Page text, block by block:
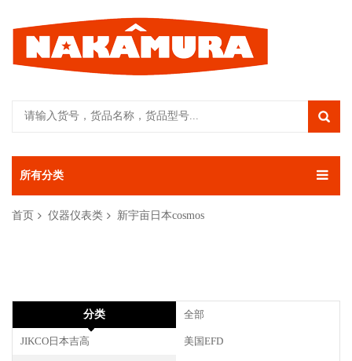
所有分类
首页 仪器仪表类 新宇亩日本cosmos
分类 全部
JIKCO日本吉高 美国EFD